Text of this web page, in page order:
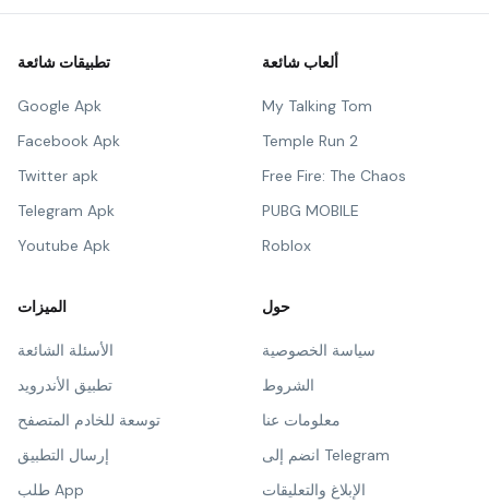
تطبيقات شائعة
Google Apk
Facebook Apk
Twitter apk
Telegram Apk
Youtube Apk
ألعاب شائعة
My Talking Tom
Temple Run 2
Free Fire: The Chaos
PUBG MOBILE
Roblox
الميزات
الأسئلة الشائعة
تطبيق الأندرويد
توسعة للخادم المتصفح
إرسال التطبيق
طلب App
حول
سياسة الخصوصية
الشروط
معلومات عنا
انضم إلى Telegram
الإبلاغ والتعليقات